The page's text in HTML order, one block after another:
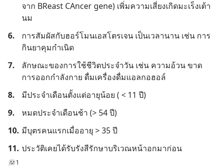
จาก BReast CAncer gene) เพิ่มความเสี่ยงเกิดมะเร็งเต้า
นม
6.
การสัมผัสกับฮอร์โมนเอสโตรเจน เป็นเวลานาน เช่น การ
กินยาคุมกำเนิด
7.
ลักษณะของการใช้ชีวิตประจำวัน เช่น ความอ้วน ขาด
การออกกำลังกาย ดื่มเครื่องดื่มแอลกอฮอล์
8.
มีประจำเดือนตั้งแต่อายุน้อย ( < 11 ปี)
9.
หมดประจำเดือนช้า (> 54 ปี)
10. มีบุตรคนแรกเมื่ออายุ > 35 ปี
11. ประวัติเคยได้รับรังสีรักษาบริเวณหน้าอกมาก่อน
1